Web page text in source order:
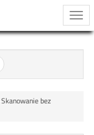
Skanowanie bez